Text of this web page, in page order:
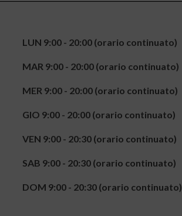
LUN 9:00 - 20:00 (orario continuato)
MAR 9:00 - 20:00 (orario continuato)
MER 9:00 - 20:00 (orario continuato)
GIO 9:00 - 20:00 (orario continuato)
VEN 9:00 - 20:30 (orario continuato)
SAB 9:00 - 20:30 (orario continuato)
DOM 9:00 - 20:30 (orario continuato)